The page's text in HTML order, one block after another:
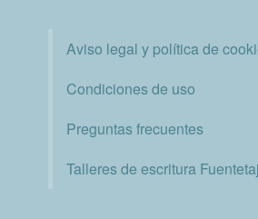
Aviso legal y política de
Condiciones de uso
Preguntas frecuentes
Talleres de escritura